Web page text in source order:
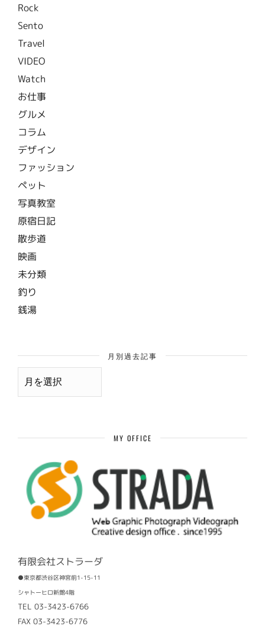
Rock
Sento
Travel
VIDEO
Watch
お仕事
グルメ
コラム
デザイン
ファッション
ペット
写真教室
原宿日記
散歩道
映画
未分類
釣り
銭湯
月別過去記事
月
MY OFFICE
有限会社ストラーダ
●東京都渋谷区神宮前1-15-11
シャトーヒロ新館4階
TEL 03-3423-6766
FAX 03-3423-6776